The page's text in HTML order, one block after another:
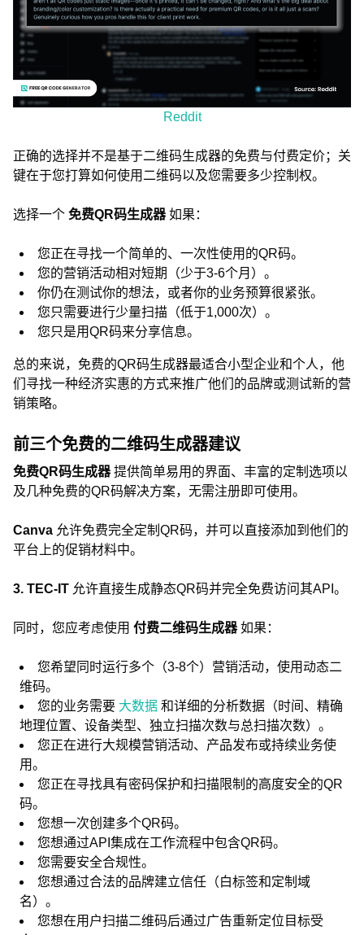
Reddit
正确的选择并不是基于二维码生成器的免费与付费定价；关
键在于您打算如何使用二维码以及您需要多少控制权。
选择一个 免费QR码生成器如果：
您正在寻找一个简单的、一次性使用的QR码。
您的营销活动相对短期（少于3-6个月）。
你仍在测试你的想法，或者你的业务预算很紧张。
您只需要进行少量扫描（低于1,000次）。
您只是用QR码来分享信息。
总的来说，免费的QR码生成器最适合小型企业和个人，他
们寻找一种经济实惠的方式来推广他们的品牌或测试新的营
销策略。
前三个免费的二维码生成器建议
免费QR码生成器提供简单易用的界面、丰富的定制选项以
及几种免费的QR码解决方案，无需注册即可使用。
Canva 允许免费完全定制QR码，并可以直接添加到他们的
平台上的促销材料中。
3. TEC-IT 允许直接生成静态QR码并完全免费访问其API。
同时，您应考虑使用 付费二维码生成器如果：
您希望同时运行多个（3-8个）营销活动，使用动态二
维码。
您的业务需要 大数据 和详细的分析数据（时间、精确
地理位置、设备类型、独立扫描次数与总扫描次数）。
您正在进行大规模营销活动、产品发布或持续业务使
用。
您正在寻找具有密码保护和扫描限制的高度安全的QR
码。
您想一次创建多个QR码。
您想通过API集成在工作流程中包含QR码。
您需要安全合规性。
您想通过合法的品牌建立信任（白标签和定制域
名）。
您想在用户扫描二维码后通过广告重新定位目标受